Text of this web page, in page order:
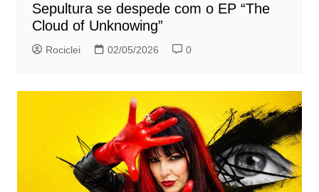
Sepultura se despede com o EP “The
Cloud of Unknowing”
Rociclei 02/05/2026 0